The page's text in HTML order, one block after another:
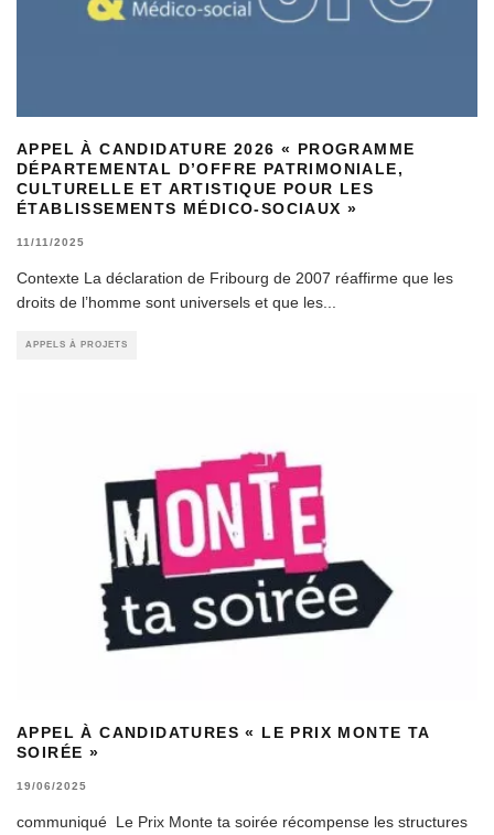
APPEL À CANDIDATURE 2026 « PROGRAMME
DÉPARTEMENTAL D’OFFRE PATRIMONIALE,
CULTURELLE ET ARTISTIQUE POUR LES
ÉTABLISSEMENTS MÉDICO-SOCIAUX »
11/11/2025
Contexte La déclaration de Fribourg de 2007 réaffirme que les
droits de l’homme sont universels et que les...
APPELS À PROJETS
APPEL À CANDIDATURES « LE PRIX MONTE TA
SOIRÉE »
19/06/2025
communiqué Le Prix Monte ta soirée récompense les structures